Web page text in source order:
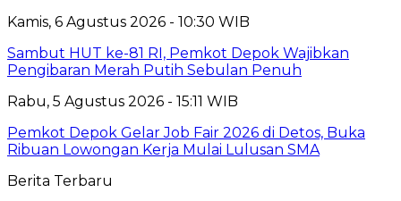
Kamis, 6 Agustus 2026 - 10:30 WIB
Sambut HUT ke-81 RI, Pemkot Depok Wajibkan
Pengibaran Merah Putih Sebulan Penuh
Rabu, 5 Agustus 2026 - 15:11 WIB
Pemkot Depok Gelar Job Fair 2026 di Detos, Buka
Ribuan Lowongan Kerja Mulai Lulusan SMA
Berita Terbaru